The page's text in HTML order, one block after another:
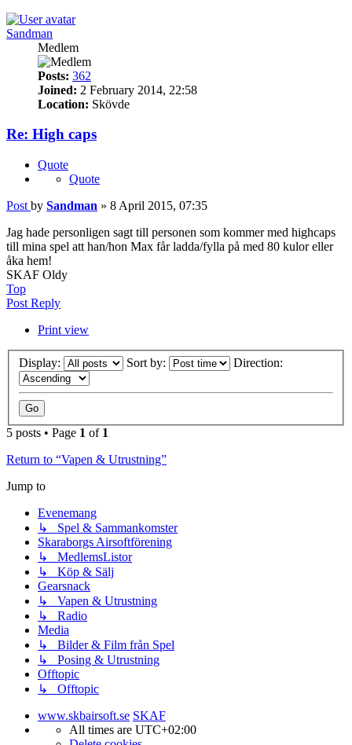
Sandman
Medlem
Posts: 362
Joined: 2 February 2014, 22:58
Location: Skövde
Re: High caps
Quote
Quote
Post by Sandman » 8 April 2015, 07:35
Jag hade personligen sagt till personen som kommer med highcaps
till mina spel att han/hon Max får ladda/fylla på med 80 kulor eller
åka hem!
SKAF Oldy
Top
Post Reply
Print view
Display: Sort by: Direction:
5 posts • Page 1 of 1
Return to “Vapen & Utrustning”
Jump to
Evenemang
↳ Spel & Sammankomster
Skaraborgs Airsoftförening
↳ MedlemsListor
↳ Köp & Sälj
Gearsnack
↳ Vapen & Utrustning
↳ Radio
Media
↳ Bilder & Film från Spel
↳ Posing & Utrustning
Offtopic
↳ Offtopic
www.skbairsoft.se SKAF
All times are UTC+02:00